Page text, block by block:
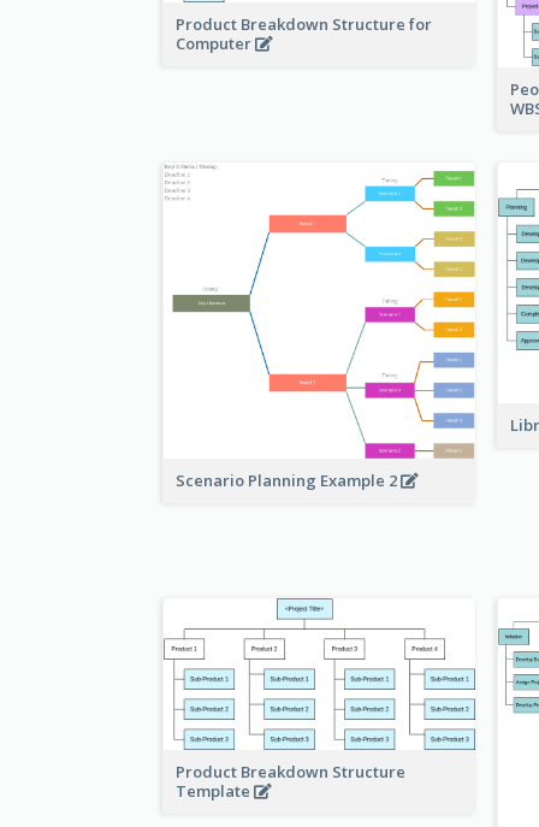
Product Breakdown Structure for
Computer
Scenario Planning Example 2
Product Breakdown Structure
Template